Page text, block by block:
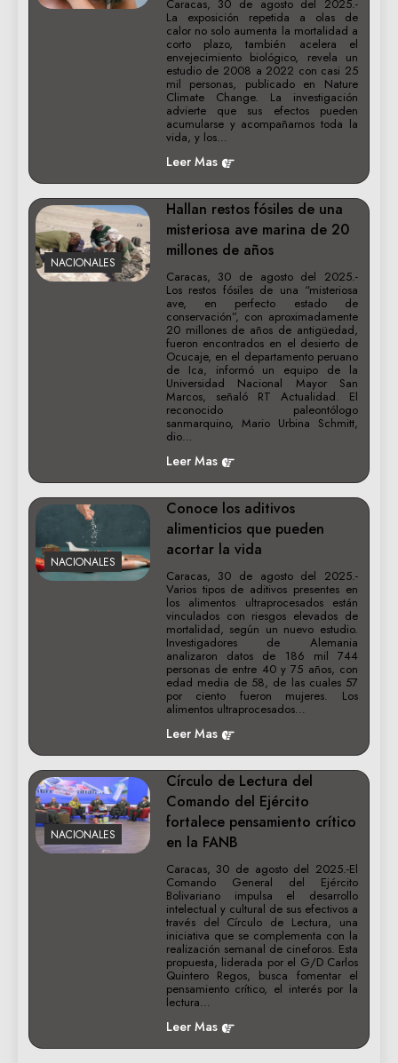
Caracas, 30 de agosto del 2025.-
La exposición repetida a olas de
calor no solo aumenta la mortalidad a
corto plazo, también acelera el
envejecimiento biológico, revela un
estudio de 2008 a 2022 con casi 25
mil personas, publicado en Nature
Climate Change. La investigación
advierte que sus efectos pueden
acumularse y acompañarnos toda la
vida, y los…
Leer Mas
NACIONALES
Hallan restos fósiles de una
misteriosa ave marina de 20
millones de años
Caracas, 30 de agosto del 2025.-
Los restos fósiles de una “misteriosa
ave, en perfecto estado de
conservación”, con aproximadamente
20 millones de años de antigüedad,
fueron encontrados en el desierto de
Ocucaje, en el departamento peruano
de Ica, informó un equipo de la
Universidad Nacional Mayor San
Marcos, señaló RT Actualidad. El
reconocido paleontólogo
sanmarquino, Mario Urbina Schmitt,
dio…
Leer Mas
NACIONALES
Conoce los aditivos
alimenticios que pueden
acortar la vida
Caracas, 30 de agosto del 2025.-
Varios tipos de aditivos presentes en
los alimentos ultraprocesados están
vinculados con riesgos elevados de
mortalidad, según un nuevo estudio.
Investigadores de Alemania
analizaron datos de 186 mil 744
personas de entre 40 y 75 años, con
edad media de 58, de las cuales 57
por ciento fueron mujeres. Los
alimentos ultraprocesados…
Leer Mas
NACIONALES
Círculo de Lectura del
Comando del Ejército
fortalece pensamiento crítico
en la FANB
Caracas, 30 de agosto del 2025.-El
Comando General del Ejército
Bolivariano impulsa el desarrollo
intelectual y cultural de sus efectivos a
través del Círculo de Lectura, una
iniciativa que se complementa con la
realización semanal de cineforos. Esta
propuesta, liderada por el G/D Carlos
Quintero Regos, busca fomentar el
pensamiento crítico, el interés por la
lectura…
Leer Mas